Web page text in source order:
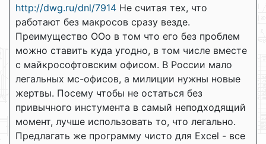
http://dwg.ru/dnl/7914 Не считая тех, что
работают без макросов сразу везде.
Преимущество ООо в том что его без проблем
можно ставить куда угодно, в том числе вместе
с майкрософтовским офисом. В России мало
легальных мс-офисов, а милиции нужны новые
жертвы. Посему чтобы не остаться без
привычного инстумента в самый неподходящий
момент, лучше использовать то, что легально.
Предлагать же программу чисто для Excel - все